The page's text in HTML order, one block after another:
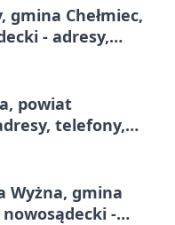
gmina Chełmiec,
- adresy,
powiat
telefony,
Wyżna, gmina
-